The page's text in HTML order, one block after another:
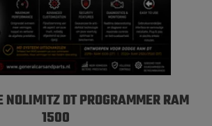
NOLIMITZ DT PROGRAMMER RAM
1500